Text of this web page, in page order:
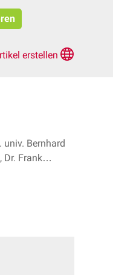
erstellen
univ. Bernhard
Dr. Frank